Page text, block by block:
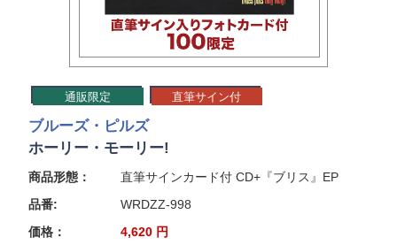
通販限定 直筆サイン付
ブルーズ・ピルズ
ホーリー・モーリー!
商品形態：
直筆サインカード付 CD+『ブリス』EP
品番:
WRDZZ-998
価格：
4,620 円